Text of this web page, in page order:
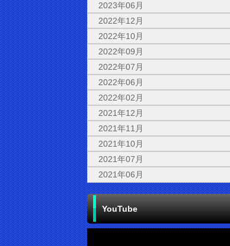
2023年06月
2022年12月
2022年10月
2022年09月
2022年07月
2022年06月
2022年02月
2021年12月
2021年11月
2021年10月
2021年07月
2021年06月
YouTube